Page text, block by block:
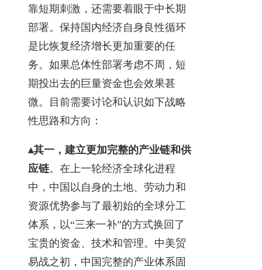
靠短期刺激，还需要着眼于中长期
部署。保持国内经济自身良性循环
是比恢复经济增长更加重要的任
务。如果总体性部署考虑不周，短
期投出去的巨量资金也会效果甚
微。目前需要讨论和认识如下战略
性思路和方向：
▴其一，建立更加完整的产业链和供
应链。在上一轮经济全球化进程
中，中国以自身的土地、劳动力和
资源优势参与了最初始的全球分工
体系，以“三来一补”的方式换回了
宝贵的资金、技术和管理。中美贸
易战之初，中国完整的产业体系固